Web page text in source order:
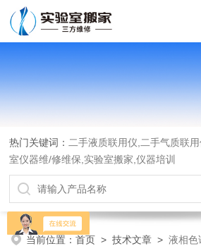
热门关键词： 二手液质联用仪,二手气质联
室仪器维/修维保,实验室搬家,仪器培训
当前位置：首页 >技术文章 >液相色